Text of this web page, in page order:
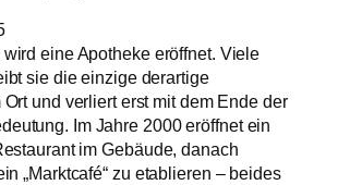
eine Apotheke eröffnet. Viele
sie die einzige derartige
und verliert erst mit dem Ende der
Im Jahre 2000 eröffnet ein
im Gebäude, danach
„Marktcafé“ zu etablieren – beides